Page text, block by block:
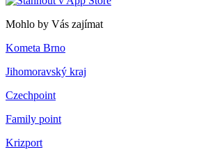
Mohlo by Vás zajímat
Kometa Brno
Jihomoravský kraj
Czechpoint
Family point
Krizport